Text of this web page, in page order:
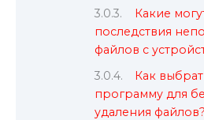
Какие
последствия
файлов с
Как
программу для
удаления файлов?